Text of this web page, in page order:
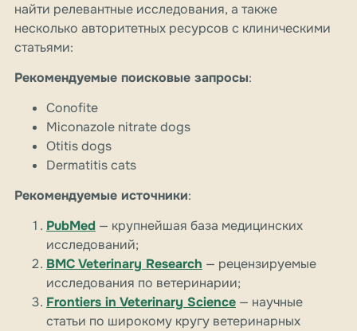
найти релевантные исследования, а также
несколько авторитетных ресурсов с клиническими
статьями:
Рекомендуемые поисковые запросы:
Conofite
Miconazole nitrate dogs
Otitis dogs
Dermatitis cats
Рекомендуемые источники:
PubMed — крупнейшая база медицинских
исследований;
BMC Veterinary Research — рецензируемые
исследования по ветеринарии;
Frontiers in Veterinary Science — научные
статьи по широкому кругу ветеринарных